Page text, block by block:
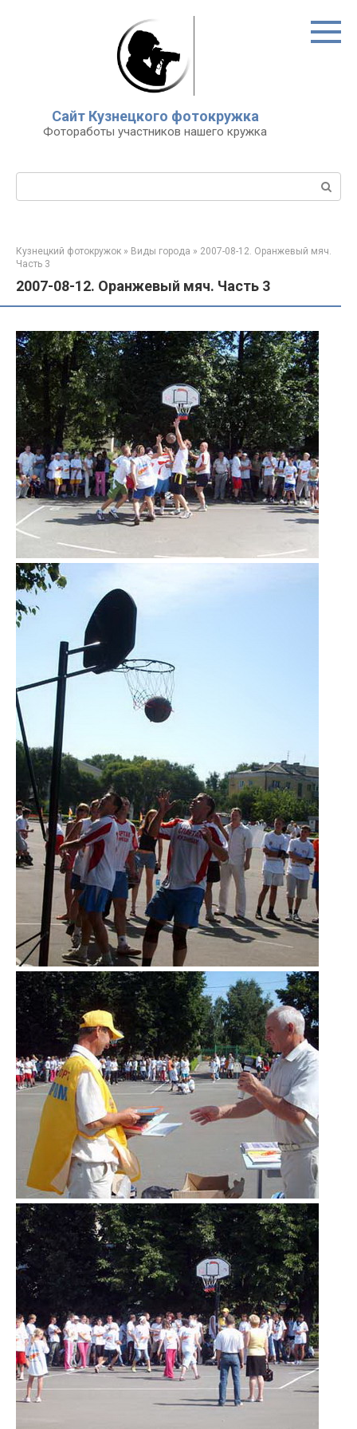
Сайт Кузнецкого фотокружка
Фотоработы участников нашего кружка
Поиск:
Кузнецкий фотокружок » Виды города » 2007-08-12. Оранжевый мяч.
Часть 3
2007-08-12. Оранжевый мяч. Часть 3